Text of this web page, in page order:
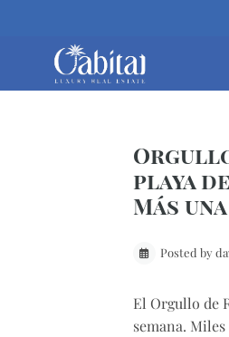
playa
Más
Posted by
El Orgullo de
semana.